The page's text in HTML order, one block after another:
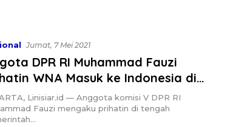
Jumat, 7 Mei 2021
DPR RI Muhammad Fauzi
WNA Masuk ke Indonesia di
Larangan Mudik
Linisiar.id — Anggota komisi V DPR RI
Fauzi mengaku prihatin di tengah